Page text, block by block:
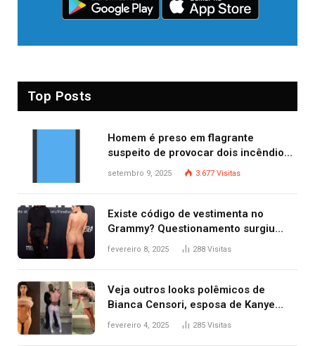
Top Posts
Homem é preso em flagrante
suspeito de provocar dois incêndios
criminosos no mesmo dia
setembro 9, 2025 3.677 Visitas
Existe código de vestimenta no
Grammy? Questionamento surgiu
após Bianca Censori, mulher de
fevereiro 8, 2025 288 Visitas
Veja outros looks polêmicos de
Bianca Censori, esposa de Kanye
West que apareceu nua no Grammy
fevereiro 4, 2025 285 Visitas